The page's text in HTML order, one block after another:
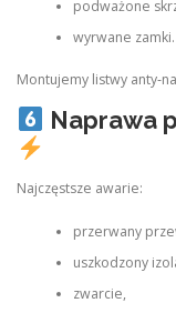
podważone
wyrwane zamki.
Montujemy listwy
Naprawa
Najczęstsze awarie:
przerwany
uszkodzony
zwarcie,